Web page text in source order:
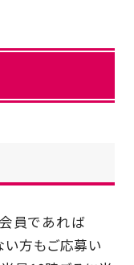
会員であれば
い方もご応募い